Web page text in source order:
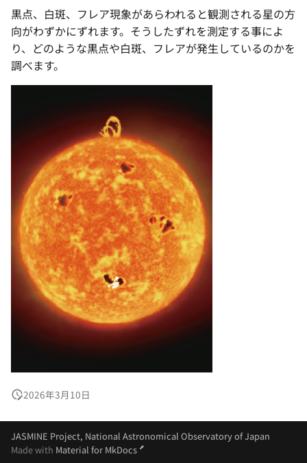
黒点、白斑、フレア現象があらわれると観測される星の方
向がわずかにずれます。そうしたずれを測定する事によ
り、どのような黒点や白斑、フレアが発生しているのかを
調べます。
2026年3月10日
JASMINE Project, National Astronomical Observatory of Japan
Made with Material for MkDocs